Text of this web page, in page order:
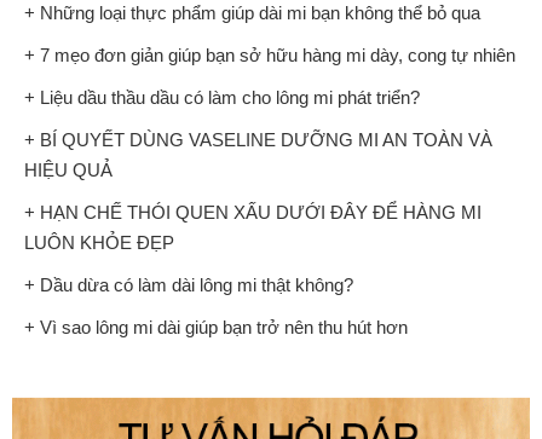
+ Những loại thực phẩm giúp dài mi bạn không thể bỏ qua
+ 7 mẹo đơn giản giúp bạn sở hữu hàng mi dày, cong tự nhiên
+ Liệu dầu thầu dầu có làm cho lông mi phát triển?
+ BÍ QUYẾT DÙNG VASELINE DƯỠNG MI AN TOÀN VÀ
HIỆU QUẢ
+ HẠN CHẾ THÓI QUEN XẤU DƯỚI ĐÂY ĐỂ HÀNG MI
LUÔN KHỎE ĐẸP
+ Dầu dừa có làm dài lông mi thật không?
+ Vì sao lông mi dài giúp bạn trở nên thu hút hơn